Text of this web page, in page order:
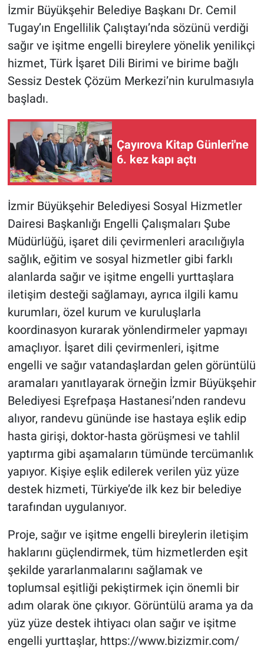
İzmir Büyükşehir Belediye Başkanı Dr. Cemil
Tugay’ın Engellilik Çalıştayı’nda sözünü verdiği
sağır ve işitme engelli bireylere yönelik yenilikçi
hizmet, Türk İşaret Dili Birimi ve birime bağlı
Sessiz Destek Çözüm Merkezi’nin kurulmasıyla
başladı.
Çayırova Kitap Günleri'ne
6. kez kapı açtı
İzmir Büyükşehir Belediyesi Sosyal Hizmetler
Dairesi Başkanlığı Engelli Çalışmaları Şube
Müdürlüğü, işaret dili çevirmenleri aracılığıyla
sağlık, eğitim ve sosyal hizmetler gibi farklı
alanlarda sağır ve işitme engelli yurttaşlara
iletişim desteği sağlamayı, ayrıca ilgili kamu
kurumları, özel kurum ve kuruluşlarla
koordinasyon kurarak yönlendirmeler yapmayı
amaçlıyor. İşaret dili çevirmenleri, işitme
engelli ve sağır vatandaşlardan gelen görüntülü
aramaları yanıtlayarak örneğin İzmir Büyükşehir
Belediyesi Eşrefpaşa Hastanesi’nden randevu
alıyor, randevu gününde ise hastaya eşlik edip
hasta girişi, doktor-hasta görüşmesi ve tahlil
yaptırma gibi aşamaların tümünde tercümanlık
yapıyor. Kişiye eşlik edilerek verilen yüz yüze
destek hizmeti, Türkiye’de ilk kez bir belediye
tarafından uygulanıyor.
Proje, sağır ve işitme engelli bireylerin iletişim
haklarını güçlendirmek, tüm hizmetlerden eşit
şekilde yararlanmalarını sağlamak ve
toplumsal eşitliği pekiştirmek için önemli bir
adım olarak öne çıkıyor. Görüntülü arama ya da
yüz yüze destek ihtiyacı olan sağır ve işitme
engelli yurttaşlar, https://www.bizizmir.com/